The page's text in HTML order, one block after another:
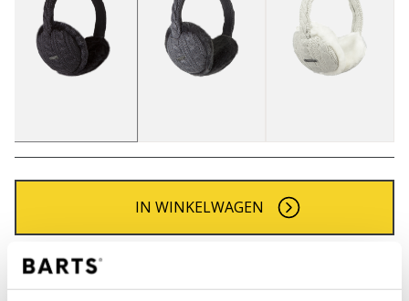
IN WINKELWAGEN
Bestellingen die op werkdagen vóór 12:00 uur
worden geplaatst, worden dezelfde dag verzonden